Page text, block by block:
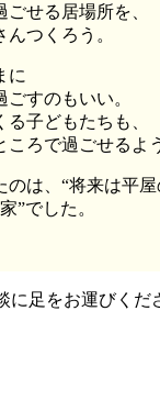
せる居場所を、
つくろう。
に
すのもいい。
子どもたちも、
ころで過ごせるよ
のは、“将来は平
”でした。
に足をお運びくだ